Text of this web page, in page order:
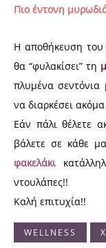
Πιο έντονη
Η αποθήκευση του
θα “φυλακίσει” τη
πλυμένα
να διαρκέσει
Εάν πάλι θέλετε
βάλετε σε κάθε
φακελάκι
ντουλάπες!!
Καλή επιτυχία!!
WELLNESS